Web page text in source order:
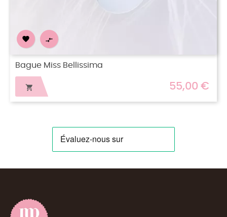
55,00 €
Bague Miss Violette